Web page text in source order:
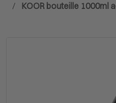
KOOR bouteille 1000ml